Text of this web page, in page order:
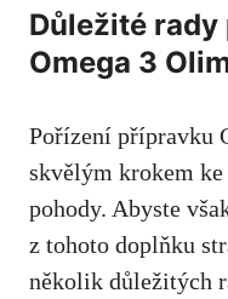
Důležité
Omega 3
Pořízení přípravku
skvělým krokem ke
pohody. Abyste
z tohoto doplňku
několik důležitých